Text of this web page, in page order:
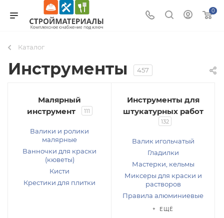
0
Каталог
Инструменты 457
Малярный
инструмент
111
Валики и ролики
малярные
Ванночки для краски
(кюветы)
Кисти
Крестики для плитки
Инструменты для
штукатурных работ
132
Валик игольчатый
Гладилки
Мастерки, кельмы
Миксеры для краски и
растворов
Правила алюминиевые
+ ЕЩЁ